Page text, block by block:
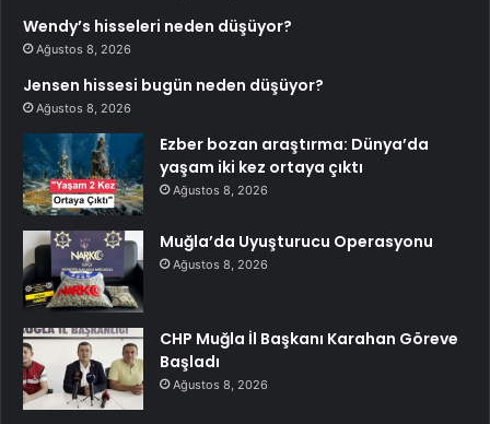
Wendy’s hisseleri neden düşüyor?
Ağustos 8, 2026
Jensen hissesi bugün neden düşüyor?
Ağustos 8, 2026
Ezber bozan araştırma: Dünya’da
yaşam iki kez ortaya çıktı
Ağustos 8, 2026
Muğla’da Uyuşturucu Operasyonu
Ağustos 8, 2026
CHP Muğla İl Başkanı Karahan Göreve
Başladı
Ağustos 8, 2026